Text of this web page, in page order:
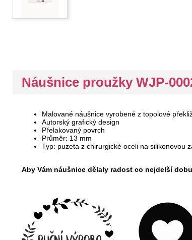
Náušnice proužky WJP-
Malované náušnice vyrobené z topolové
Autorský grafický design
Přelakovaný povrch
Průměr: 13 mm
Typ: puzeta z chirurgické oceli na silikonovou
Aby Vám náušnice dělaly radost co nejdelší